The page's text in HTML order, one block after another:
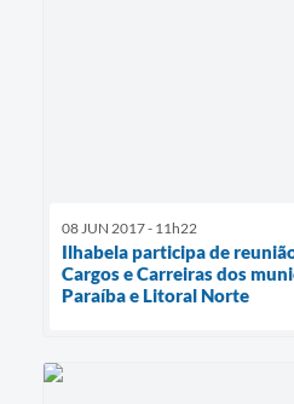
08 JUN 2017 - 11h22
Ilhabela participa de
Cargos e Carreiras dos
Paraíba e Litoral Norte